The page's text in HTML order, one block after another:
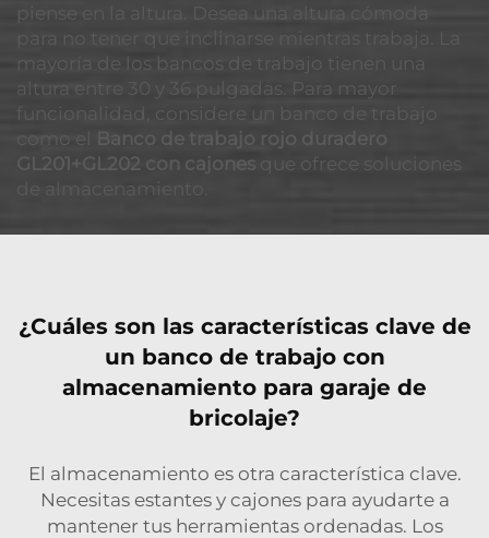
piense en la altura. Desea una altura cómoda
para no tener que inclinarse mientras trabaja. La
mayoría de los bancos de trabajo tienen una
altura entre 30 y 36 pulgadas. Para mayor
funcionalidad, considere un banco de trabajo
como el
Banco de trabajo rojo duradero
GL201+GL202 con cajones que ofrece soluciones
de almacenamiento.
¿Cuáles son las características clave de
un banco de trabajo con
almacenamiento para garaje de
bricolaje?
El almacenamiento es otra característica clave.
Necesitas estantes y cajones para ayudarte a
mantener tus herramientas ordenadas. Los